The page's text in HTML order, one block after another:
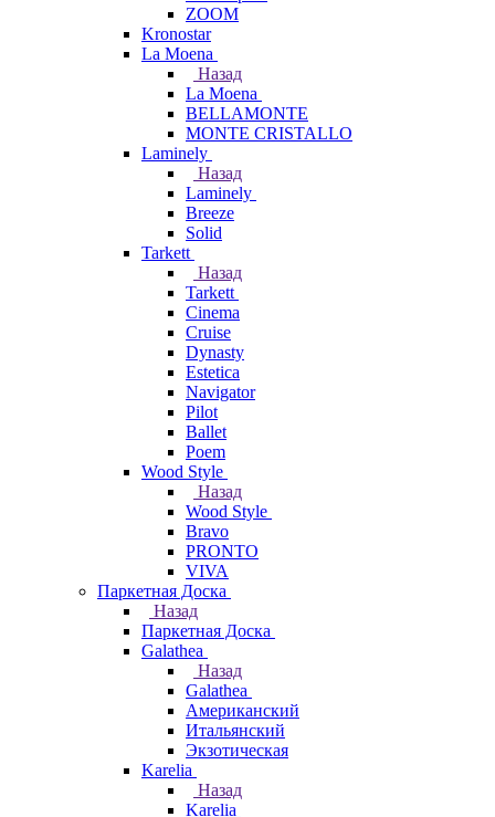
ZOOM
Kronostar
La Moena
Назад
La Moena
BELLAMONTE
MONTE CRISTALLO
Laminely
Назад
Laminely
Breeze
Solid
Tarkett
Назад
Tarkett
Cinema
Cruise
Dynasty
Estetica
Navigator
Pilot
Ballet
Poem
Wood Style
Назад
Wood Style
Bravo
PRONTO
VIVA
Паркетная Доска
Назад
Паркетная Доска
Galathea
Назад
Galathea
Американский
Итальянский
Экзотическая
Karelia
Назад
Karelia